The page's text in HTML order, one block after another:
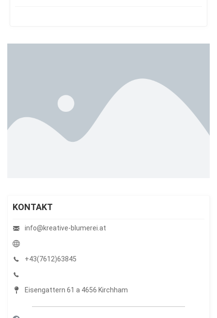
KONTAKT
info@kreative-blumerei.at
+43(7612)63845
Eisengattern 61 a 4656 Kirchham